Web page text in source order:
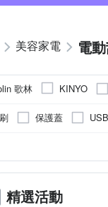
美容家電 電
歌林 KINYO
保護蓋
精選活動